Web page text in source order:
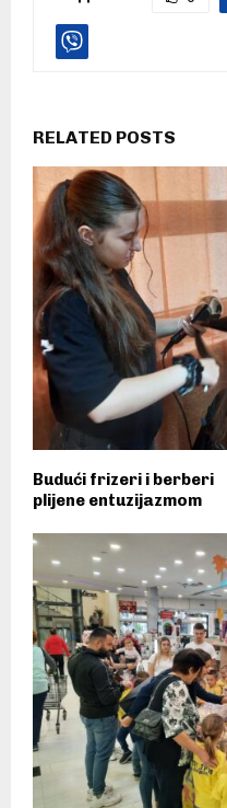
RELATED POSTS
Budući frizeri i berberi
plijene entuzijazmom